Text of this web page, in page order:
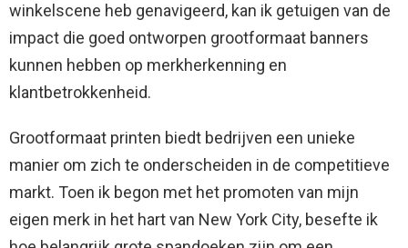
winkelscene heb genavigeerd, kan ik getuigen van de
impact die goed ontworpen grootformaat banners
kunnen hebben op merkherkenning en
klantbetrokkenheid.
Grootformaat printen biedt bedrijven een unieke
manier om zich te onderscheiden in de competitieve
markt. Toen ik begon met het promoten van mijn
eigen merk in het hart van New York City, besefte ik